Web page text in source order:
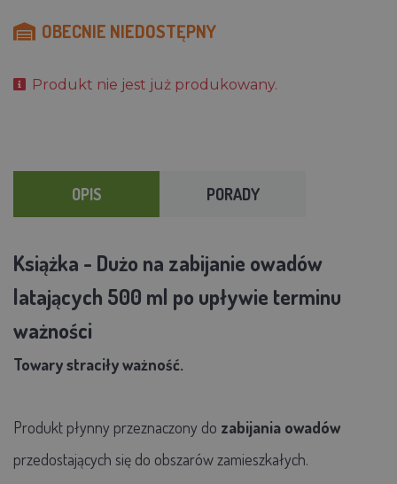
OBECNIE NIEDOSTĘPNY
Produkt nie jest już produkowany.
OPIS PORADY
Książka - Dużo na zabijanie owadów
latających 500 ml po upływie terminu
ważności
Towary straciły ważność.
Produkt płynny przeznaczony do zabijania owadów
przedostających się do obszarów zamieszkałych.